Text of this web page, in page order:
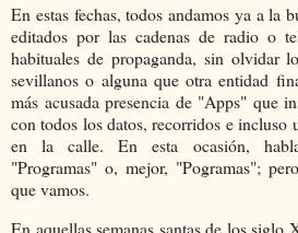
En estas fechas, todos andamos ya a la
editados por las cadenas de radio o
habituales de propaganda, sin olvidar
sevillanos o alguna que otra entidad
más acusada presencia de "Apps" que
con todos los datos, recorridos e incluso
en la calle. En esta ocasión,
"Programas" o, mejor, "Pogramas";
que vamos.
En aquellas semanas santas de los